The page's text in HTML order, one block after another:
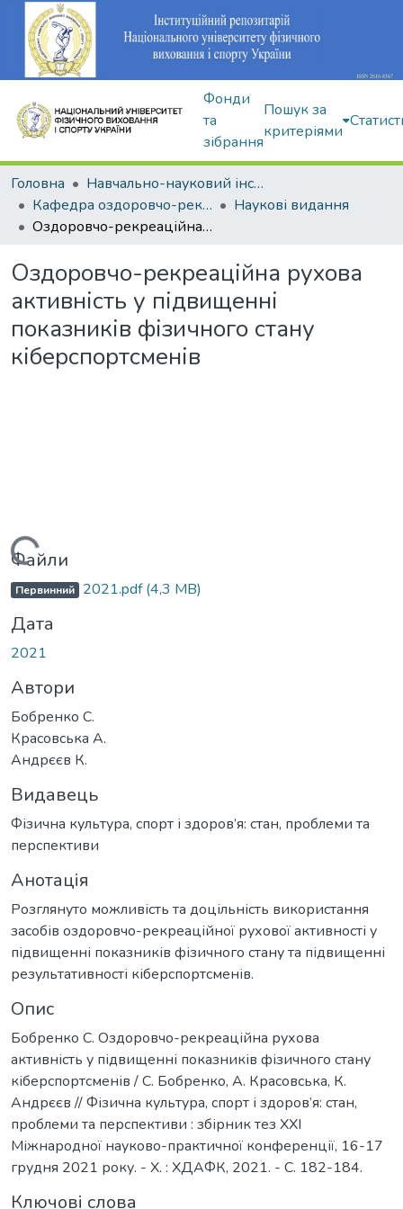
Фонди
та
зібрання
Пошук за
критеріями
Головна
Навчально-науковий інститут здоров'я, реабілітації та фізичного виховання
Кафедра оздоровчо-рекреаційної рухової активності
Наукові видання
Оздоровчо-рекреаційна рухова активність у підвищенні показників фізичного стану кіберспортсменів
Оздоровчо-рекреаційна рухова
активність у підвищенні
показників фізичного стану
кіберспортсменів
Вантажиться...
Файли
Первинний 2021.pdf(4,3 MB)
Дата
2021
Автори
Бобренко С.
Красовська А.
Андрєєв К.
Видавець
Фізична культура, спорт і здоров’я: стан, проблеми та
перспективи
Анотація
Розглянуто можливість та доцільність використання
засобів оздоровчо-рекреаційної рухової активності у
підвищенні показників фізичного стану та підвищенні
результативності кіберспортсменів.
Опис
Бобренко С. Оздоровчо-рекреаційна рухова
активність у підвищенні показників фізичного стану
кіберспортсменів / С. Бобренко, А. Красовська, К.
Андрєєв // Фізична культура, спорт і здоров’я: стан,
проблеми та перспективи : збірник тез XXІ
Міжнародної науково-практичної конференції, 16-17
грудня 2021 року. - Х. : ХДАФК, 2021. - С. 182-184.
Ключові слова